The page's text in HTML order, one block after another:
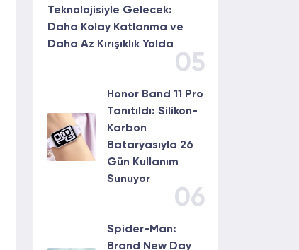
Teknolojisiyle Gelecek:
Daha Kolay Katlanma ve
Daha Az Kırışıklık Yolda
05
Honor Band 11 Pro
Tanıtıldı: Silikon-
Karbon
Bataryasıyla 26
Gün Kullanım
Sunuyor
06
Spider-Man:
Brand New Day